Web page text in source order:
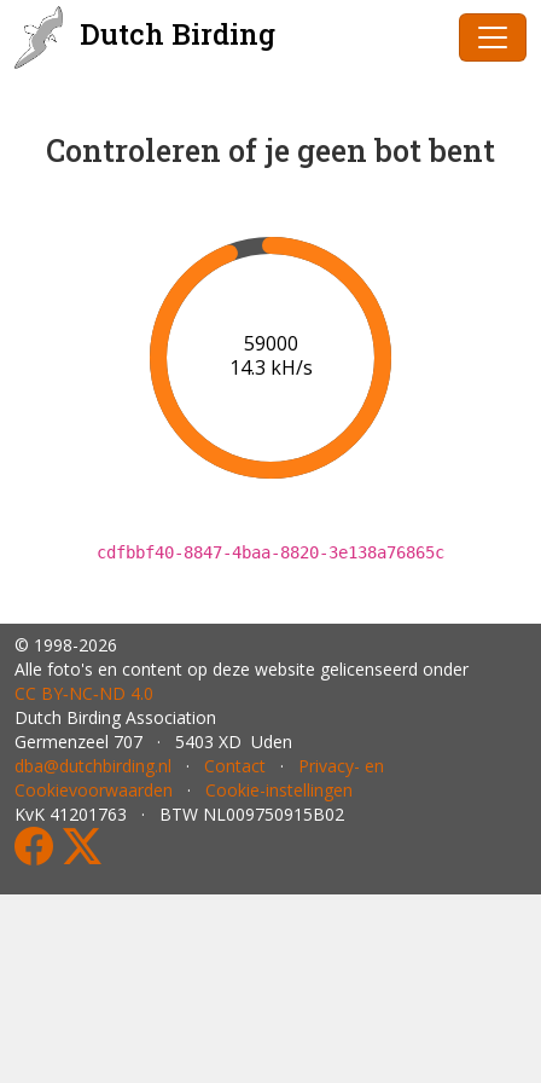
Dutch Birding
Controleren of je geen bot bent
60000
14.2 kH/s
cdfbbf40-8847-4baa-8820-3e138a76865c
© 1998-2026
Alle foto's en content op deze website gelicenseerd onder
CC BY‑NC‑ND 4.0
Dutch Birding Association
Germenzeel 707 · 5403 XD Uden
dba@dutchbirding.nl · Contact · Privacy- en
Cookievoorwaarden · Cookie-instellingen
KvK 41201763 · BTW NL009750915B02